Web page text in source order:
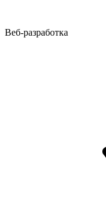
Веб-разработка